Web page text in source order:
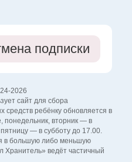
подписки
2026
сайт для сбора
ребёнку обновляется в
понедельник, вторник — в
пятницу — в субботу до 17.00.
в большую либо меньшую
Хранитель» ведёт частичный